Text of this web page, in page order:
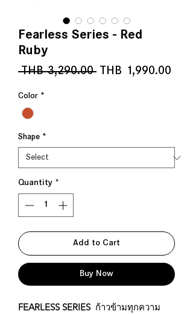
Fearless Series - Red
Ruby
THB 3,290.00 Regular
THB 1,990.00
Color *
Shape *
Quantity *
Add to Cart
Buy Now
FEARLESS SERIES ก้าวข้ามทุกความ